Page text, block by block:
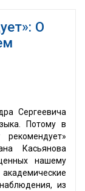
О
Сергеевича
Потому в
Касьянова
нашему
из